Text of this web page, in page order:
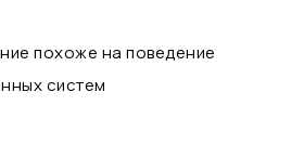
похоже на поведение
систем